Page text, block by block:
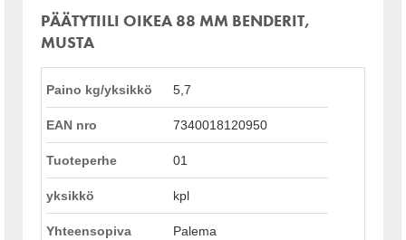
PÄÄTYTIILI OIKEA 88 MM BENDERIT,
MUSTA
Paino kg/yksikkö 5,7
EAN nro 7340018120950
Tuoteperhe 01
yksikkö kpl
Yhteensopiva Palema